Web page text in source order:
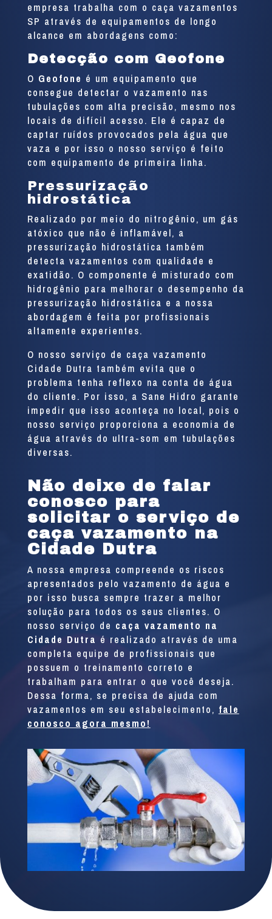
empresa trabalha com o caça vazamentos
SP através de equipamentos de longo
alcance em abordagens como:
Detecção com Geofone
O Geofone é um equipamento que
consegue detectar o vazamento nas
tubulações com alta precisão, mesmo nos
locais de difícil acesso. Ele é capaz de
captar ruídos provocados pela água que
vaza e por isso o nosso serviço é feito
com equipamento de primeira linha.
Pressurização
hidrostática
Realizado por meio do nitrogênio, um gás
atóxico que não é inflamável, a
pressurização hidrostática também
detecta vazamentos com qualidade e
exatidão. O componente é misturado com
hidrogênio para melhorar o desempenho da
pressurização hidrostática e a nossa
abordagem é feita por profissionais
altamente experientes.
O nosso serviço de caça vazamento
Cidade Dutra também evita que o
problema tenha reflexo na conta de água
do cliente. Por isso, a Sane Hidro garante
impedir que isso aconteça no local, pois o
nosso serviço proporciona a economia de
água através do ultra-som em tubulações
diversas.
Não deixe de falar
conosco para
solicitar o serviço de
caça vazamento na
Cidade Dutra
A nossa empresa compreende os riscos
apresentados pelo vazamento de água e
por isso busca sempre trazer a melhor
solução para todos os seus clientes. O
nosso serviço de caça vazamento na
Cidade Dutra é realizado através de uma
completa equipe de profissionais que
possuem o treinamento correto e
trabalham para entrar o que você deseja.
Dessa forma, se precisa de ajuda com
vazamentos em seu estabelecimento, fale
conosco agora mesmo!